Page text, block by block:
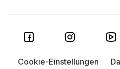
Cookie-Einstellungen